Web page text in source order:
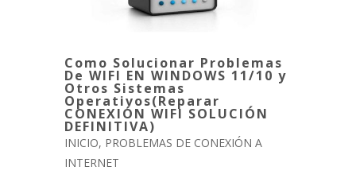
Como Solucionar Problemas
De WIFI EN WINDOWS 11/10 y
Otros Sistemas
Operativos(Reparar
CONEXIÓN WIFI SOLUCIÓN
DEFINITIVA)
INICIO, PROBLEMAS DE CONEXIÓN A
INTERNET